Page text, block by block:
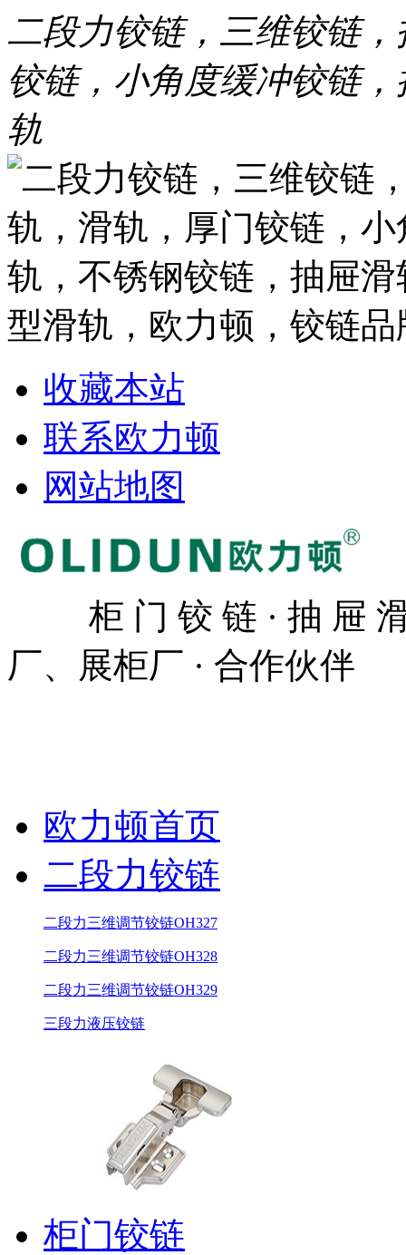
二段力铰链，三维铰链
铰链，小角度缓冲铰链
轨
收藏本站
联系欧力顿
网站地图
柜 门 铰 链 · 抽 屉 滑
厂、展柜厂 · 合作伙伴
欧力顿首页
二段力铰链
二段力三维调节铰链OH327
二段力三维调节铰链OH328
二段力三维调节铰链OH329
三段力液压铰链
柜门铰链